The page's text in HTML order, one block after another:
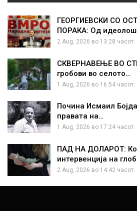
ГЕОРГИЕВСКИ СО
ПОРАКА: Од
2 Aug, 2026 во 13:28 часот.
СКВЕРНАВЕЊЕ ВО
гробови во селото…
1 Aug, 2026 во 16:54 часот.
Почина Исмаил
правата на…
1 Aug, 2026 во 17:24 часот.
ПАД НА ДОЛАРОТ:
интервенција на
2 Aug, 2026 во 14:42 часот.